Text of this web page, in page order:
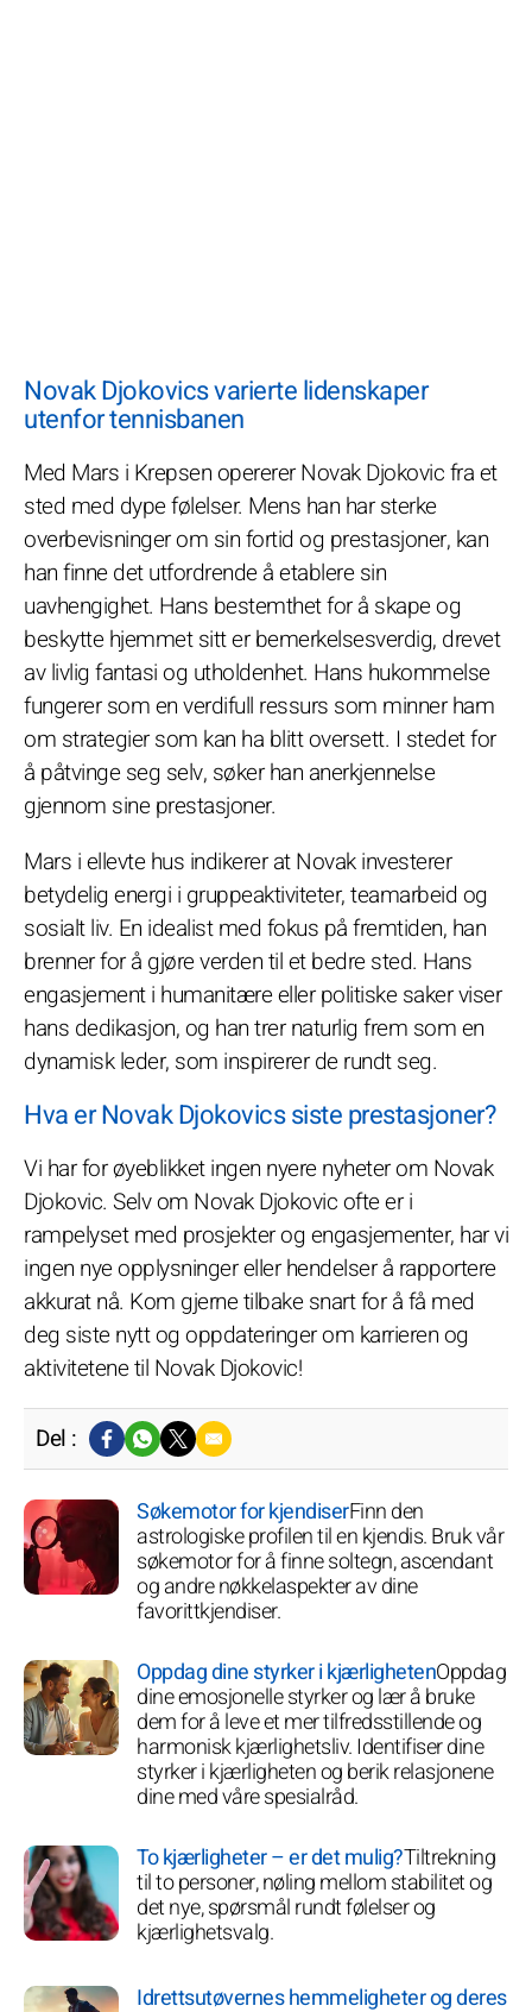
Novak Djokovics varierte lidenskaper
utenfor tennisbanen
Med Mars i Krepsen opererer Novak Djokovic fra et
sted med dype følelser. Mens han har sterke
overbevisninger om sin fortid og prestasjoner, kan
han finne det utfordrende å etablere sin
uavhengighet. Hans bestemthet for å skape og
beskytte hjemmet sitt er bemerkelsesverdig, drevet
av livlig fantasi og utholdenhet. Hans hukommelse
fungerer som en verdifull ressurs som minner ham
om strategier som kan ha blitt oversett. I stedet for
å påtvinge seg selv, søker han anerkjennelse
gjennom sine prestasjoner.
Mars i ellevte hus indikerer at Novak investerer
betydelig energi i gruppeaktiviteter, teamarbeid og
sosialt liv. En idealist med fokus på fremtiden, han
brenner for å gjøre verden til et bedre sted. Hans
engasjement i humanitære eller politiske saker viser
hans dedikasjon, og han trer naturlig frem som en
dynamisk leder, som inspirerer de rundt seg.
Hva er Novak Djokovics siste prestasjoner?
Vi har for øyeblikket ingen nyere nyheter om Novak
Djokovic. Selv om Novak Djokovic ofte er i
rampelyset med prosjekter og engasjementer, har vi
ingen nye opplysninger eller hendelser å rapportere
akkurat nå. Kom gjerne tilbake snart for å få med
deg siste nytt og oppdateringer om karrieren og
aktivitetene til Novak Djokovic!
Del :
Søkemotor for kjendiserFinn den
astrologiske profilen til en kjendis. Bruk vår
søkemotor for å finne soltegn, ascendant
og andre nøkkelaspekter av dine
favorittkjendiser.
Oppdag dine styrker i kjærlighetenOppdag
dine emosjonelle styrker og lær å bruke
dem for å leve et mer tilfredsstillende og
harmonisk kjærlighetsliv. Identifiser dine
styrker i kjærligheten og berik relasjonene
dine med våre spesialråd.
To kjærligheter – er det mulig?Tiltrekning
til to personer, nøling mellom stabilitet og
det nye, spørsmål rundt følelser og
kjærlighetsvalg.
Idrettsutøvernes hemmeligheter og deres